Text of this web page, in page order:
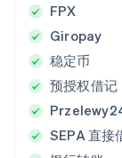
FPX
Giropay
稳定币
预授权借记
SEPA 直接